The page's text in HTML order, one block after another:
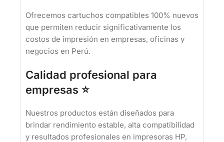
Ofrecemos cartuchos compatibles 100% nuevos
que permiten reducir significativamente los
costos de impresión en empresas, oficinas y
negocios en Perú.
Calidad profesional para
empresas ⭐
Nuestros productos están diseñados para
brindar rendimiento estable, alta compatibilidad
y resultados profesionales en impresoras HP,